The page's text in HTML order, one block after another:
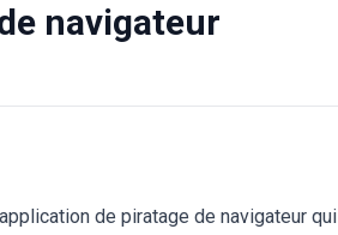
navigateur
de piratage de navigateur qui